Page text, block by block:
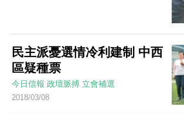
民主派憂選情冷利建制 中西
區疑種票
今日信報 政壇脈搏 立會補選
2018/03/08